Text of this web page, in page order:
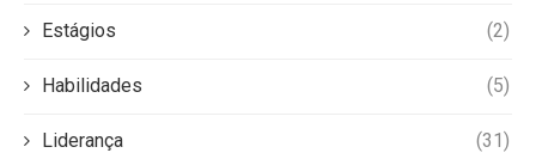
Estágios (2)
Habilidades (5)
Liderança (31)